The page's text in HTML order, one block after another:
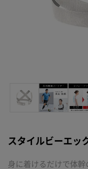
スタイルビーエッ
身に着けるだけで体